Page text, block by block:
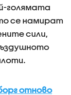
голямата
се намират
сили,
отново